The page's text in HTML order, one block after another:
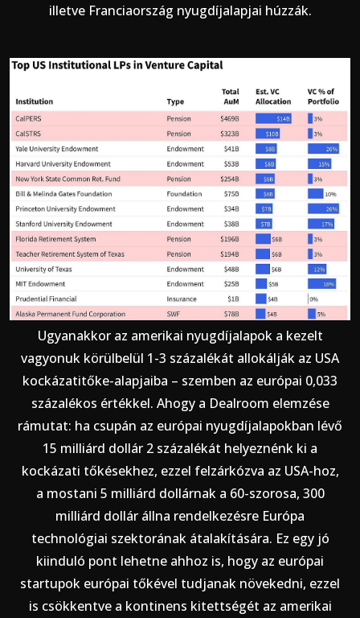
illetve Franciaország nyugdíjalapjai húzzák.
Ugyanakkor az amerikai nyugdíjalapok a kezelt
vagyonuk körülbelül 1-3 százalékát allokálják az USA
kockázatitőke-alapjaiba – szemben az európai 0,033
százalékos értékkel. Ahogy a Dealroom elemzése
rámutat: ha csupán az európai nyugdíjalapokban lévő
15 milliárd dollár 2 százalékát helyeznénk ki a
kockázati tőkésekhez, ezzel felzárkózva az USA-hoz,
a mostani 5 milliárd dollárnak a 60-szorosa, 300
milliárd dollár állna rendelkezésre Európa
technológiai szektorának átalakítására. Ez egy jó
kiinduló pont lehetne ahhoz is, hogy az európai
startupok európai tőkével tudjanak növekedni, ezzel
is csökkentve a kontinens kitettségét az amerikai